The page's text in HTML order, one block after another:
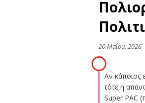
20 Μαΐου, 2026
Αν κάποιος
τότε η
Super PAC